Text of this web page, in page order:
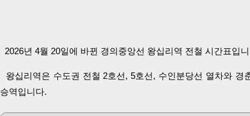
2026년 4월 20일에 바뀐 경의중앙선 왕십리역 전철 시간표입
왕십리역은 수도권 전철 2호선, 5호선, 수인분당선 열차와 경
승역입니다.